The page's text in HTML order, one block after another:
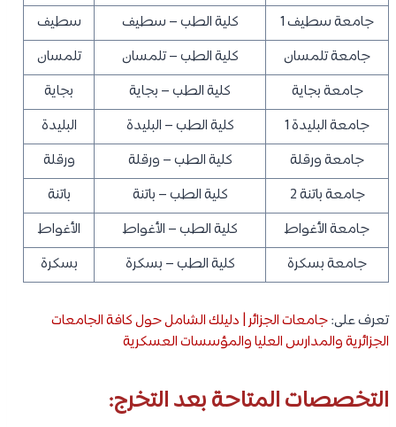
جامعة سطيف 1
كلية الطب – سطيف
سطيف
جامعة تلمسان
كلية الطب – تلمسان
تلمسان
جامعة بجاية
كلية الطب – بجاية
بجاية
جامعة البليدة 1
كلية الطب – البليدة
البليدة
جامعة ورقلة
كلية الطب – ورقلة
ورقلة
جامعة باتنة 2
كلية الطب – باتنة
باتنة
جامعة الأغواط
كلية الطب – الأغواط
الأغواط
جامعة بسكرة
كلية الطب – بسكرة بسكرة
تعرف على:جامعات الجزائر | دليلك الشامل حول كافة الجامعات
الجزائرية والمدارس العليا والمؤسسات العسكرية
التخصصات المتاحة بعد التخرج: